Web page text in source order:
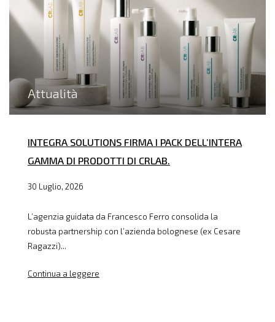
Attualità
INTEGRA SOLUTIONS FIRMA I PACK DELL’INTERA
GAMMA DI PRODOTTI DI CRLAB.
30 Luglio, 2026
L’agenzia guidata da Francesco Ferro consolida la
robusta partnership con l’azienda bolognese (ex Cesare
Ragazzi)...
Continua a leggere